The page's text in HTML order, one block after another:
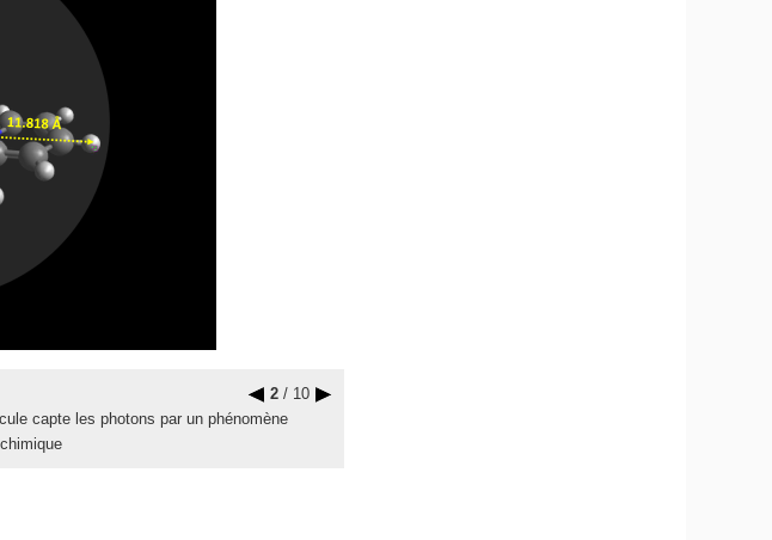
2 / 10
capte les photons par un phénomène